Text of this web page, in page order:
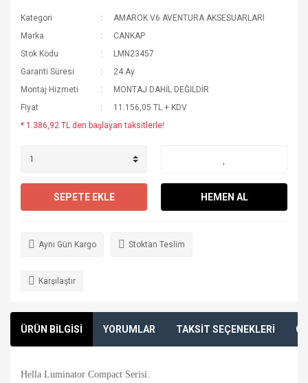
Kategori
AMAROK V6 AVENTURA AKSESUARLARI
Marka
CANKAP
Stok Kodu
LMN23457
Garanti Süresi
24 Ay
Montaj Hizmeti
MONTAJ DAHİL DEĞİLDİR
Fiyat
11.156,05 TL + KDV
* 1.386,92 TL den başlayan taksitlerle!
SEPETE EKLE HEMEN AL
Aynı Gün Kargo Stoktan Teslim
Karşılaştır
ÜRÜN BİLGİSİ YORUMLAR TAKSİT SEÇENEKLERİ
Hella Luminator Compact Serisi.